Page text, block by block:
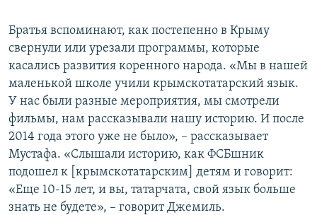
Братья вспоминают, как постепенно в Крыму
свернули или урезали программы, которые
касались развития коренного народа. «Мы в нашей
маленькой школе учили крымскотатарский язык.
У нас были разные мероприятия, мы смотрели
фильмы, нам рассказывали нашу историю. И после
2014 года этого уже не было», – рассказывает
Мустафа. «Слышали историю, как ФСБшник
подошел к [крымскотатарским] детям и говорит:
«Еще 10-15 лет, и вы, татарчата, свой язык больше
знать не будете», – говорит Джемиль.